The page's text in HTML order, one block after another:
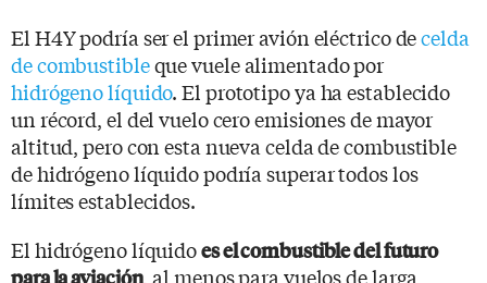
El H4Y podría ser el primer avión eléctrico decelda
de combustibleque vuele alimentado por
hidrógeno líquido. El prototipo ya ha establecido
un récord, el del vuelo cero emisiones de mayor
altitud, pero con esta nueva celda de combustible
de hidrógeno líquido podría superar todos los
límites establecidos.
El hidrógeno líquidoes el combustible del futuro
para la aviación, al menos para vuelos de larga